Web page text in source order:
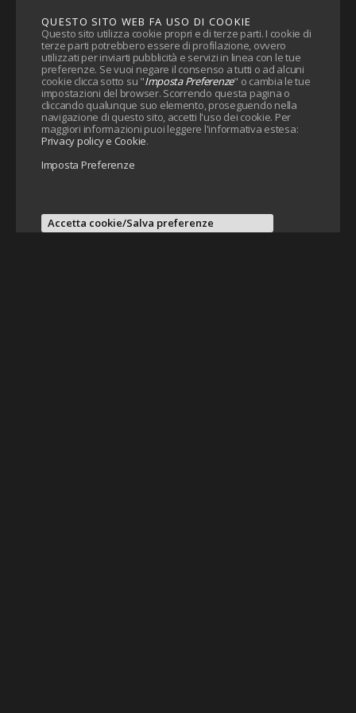
QUESTO SITO WEB FA USO DI COOKIE
Questo sito utilizza cookie propri e di terze parti. I cookie di
terze parti potrebbero essere di profilazione, ovvero
utilizzati per inviarti pubblicità e servizi in linea con le tue
preferenze. Se vuoi negare il consenso a tutti o ad alcuni
cookie clicca sotto su "Imposta Preferenze" o cambia le tue
impostazioni del browser. Scorrendo questa pagina o
cliccando qualunque suo elemento, proseguendo nella
navigazione di questo sito, accetti l'uso dei cookie. Per
maggiori informazioni puoi leggere l'informativa estesa:
Privacy policy e Cookie.
Imposta Preferenze
Accetta cookie/Salva preferenze